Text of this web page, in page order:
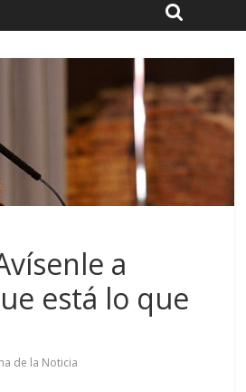
a
está lo que
de la Noticia